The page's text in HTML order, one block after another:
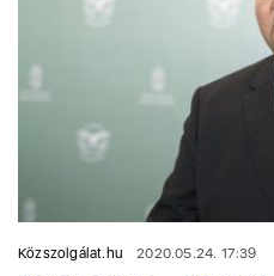
Közszolgálat.hu 2020.05.24. 17:39